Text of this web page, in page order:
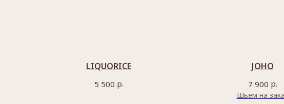
LIQUORICE
5 500 р.
JOHO
7 900 р.